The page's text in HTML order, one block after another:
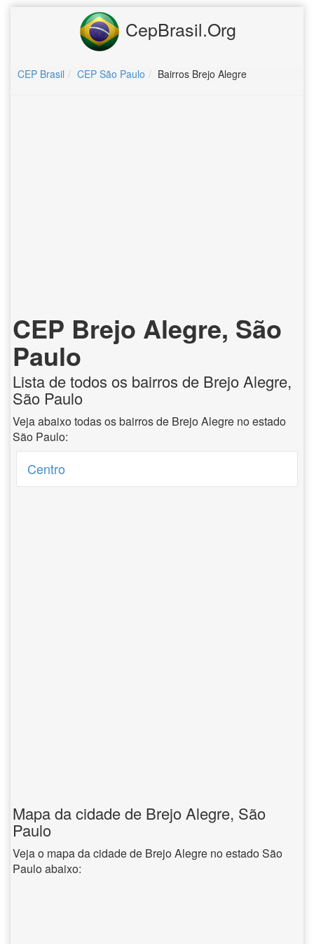
CepBrasil.Org
CEP Brasil CEP São Paulo Bairros Brejo Alegre
CEP Brejo Alegre, São
Paulo
Lista de todos os bairros de Brejo Alegre,
São Paulo
Veja abaixo todas os bairros de Brejo Alegre no estado
São Paulo:
Centro
Mapa da cidade de Brejo Alegre, São
Paulo
Veja o mapa da cidade de Brejo Alegre no estado São
Paulo abaixo: